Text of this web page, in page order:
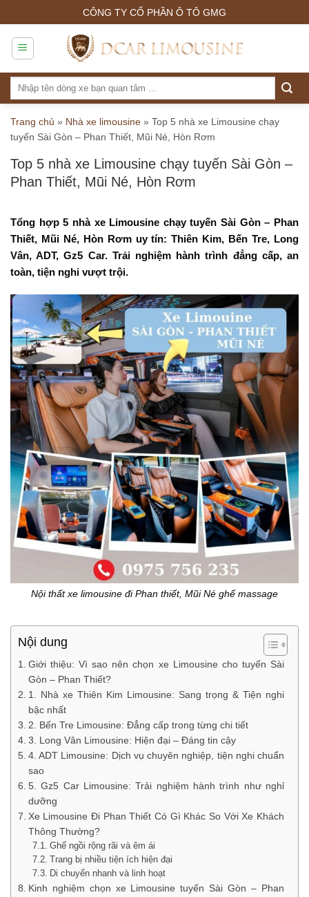
to
content
CÔNG TY CỔ PHẦN Ô TÔ GMG
Tìm
kiếm:
Trang chủ » Nhà xe limousine » Top 5 nhà xe Limousine chạy
tuyến Sài Gòn – Phan Thiết, Mũi Né, Hòn Rơm
Top 5 nhà xe Limousine chạy tuyến Sài Gòn –
Phan Thiết, Mũi Né, Hòn Rơm
Tổng hợp 5 nhà xe Limousine chạy tuyến Sài Gòn – Phan
Thiết, Mũi Né, Hòn Rơm uy tín: Thiên Kim, Bến Tre, Long
Vân, ADT, Gz5 Car. Trải nghiệm hành trình đẳng cấp, an
toàn, tiện nghi vượt trội.
Nội thất xe limousine đi Phan thiết, Mũi Né ghế massage
Nội dung
Giới thiệu: Vì sao nên chọn xe Limousine cho tuyến Sài
Gòn – Phan Thiết?
1. Nhà xe Thiên Kim Limousine: Sang trọng & Tiện nghi
bậc nhất
2. Bến Tre Limousine: Đẳng cấp trong từng chi tiết
3. Long Vân Limousine: Hiện đại – Đáng tin cậy
4. ADT Limousine: Dịch vụ chuyên nghiệp, tiện nghi chuẩn
sao
5. Gz5 Car Limousine: Trải nghiệm hành trình như nghỉ
dưỡng
Xe Limousine Đi Phan Thiết Có Gì Khác So Với Xe Khách
Thông Thường?
Ghế ngồi rộng rãi và êm ái
Trang bị nhiều tiện ích hiện đại
Di chuyển nhanh và linh hoạt
Kinh nghiệm chọn xe Limousine tuyến Sài Gòn – Phan